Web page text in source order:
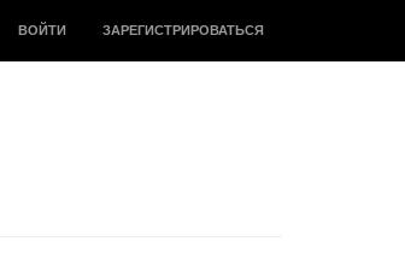
ВОЙТИ ЗАРЕГИСТРИРОВАТЬСЯ